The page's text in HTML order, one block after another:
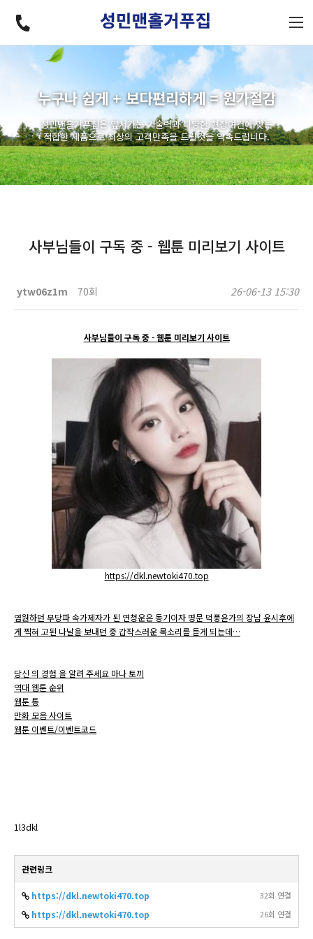
누구나 쉽게 + 보다편리하게 = 원가절감
성민맨홀거푸집은 앞서가는 기술력과 다양한 현장여건에 맞는
적합한 제품으로 최상의 고객만족을 드릴것을 약속드립니다.
사부님들이 구독 중 - 웹툰 미리보기 사이트
ytw06z1m 70회 26-06-13 15:30
사부님들이 구독 중 - 웹툰 미리보기 사이트
https://dkl.newtoki470.top
염원하던 무당파 속가제자가 된 연청운은 동기이자 명문 덕풍윤가의 장남 윤시후에
게 찍혀 고된 나날을 보내던 중 갑작스러운 목소리를 듣게 되는데…
당신 의 경험 을 알려 주세요 마나 토끼
역대 웹툰 순위
웹툰 통
만화 모음 사이트
웹툰 이벤트/이벤트코드
1l3dkl
관련링크
https://dkl.newtoki470.top 32회 연결
https://dkl.newtoki470.top 26회 연결